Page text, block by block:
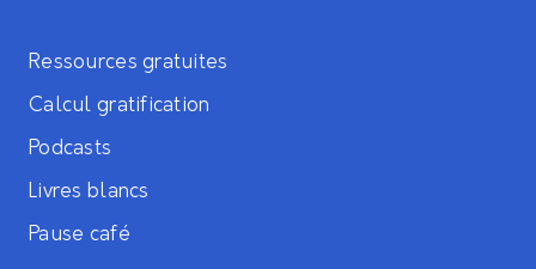
Ressources gratuites
Calcul gratification
Podcasts
Livres blancs
Pause café